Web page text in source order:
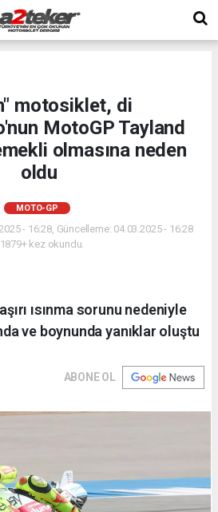
motosiklet, di
MotoGP Tayland
olmasına neden
oldu
MOTO-GP
- 16:28, Güncelleme: 04.03.2025 - 16:28
kez okundu.
ısınma sorunu nedeniyle
ve boynunda yanıklar oluştu
ABONE OL